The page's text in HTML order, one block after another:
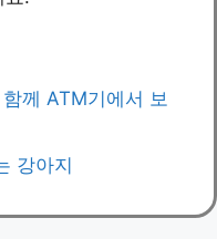
께 ATM기에서 보
강아지